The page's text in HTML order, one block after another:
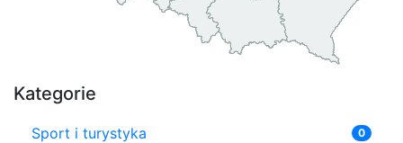
Kategorie
Sport i turystyka 0